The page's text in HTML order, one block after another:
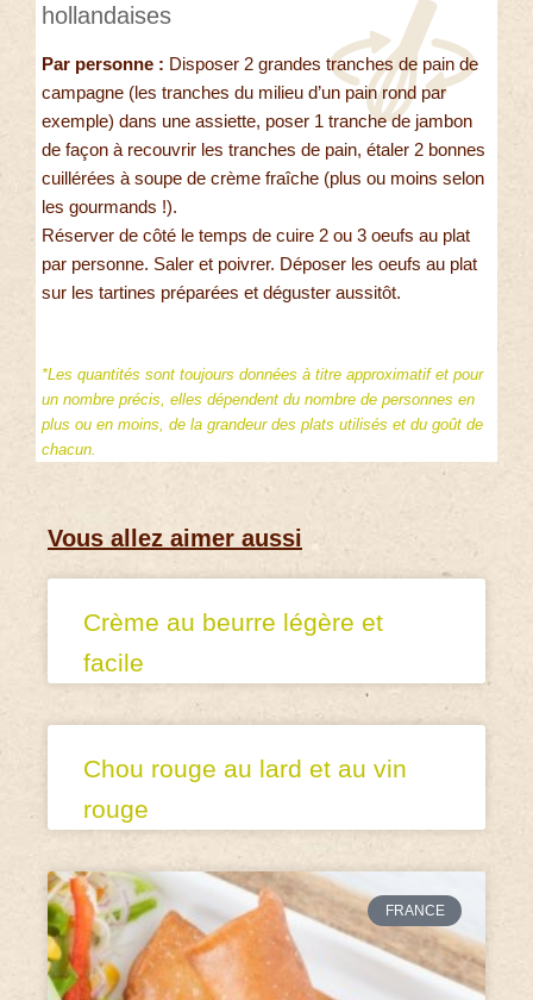
hollandaises
Par personne : Disposer 2 grandes tranches de pain de
campagne (les tranches du milieu d’un pain rond par
exemple) dans une assiette, poser 1 tranche de jambon
de façon à recouvrir les tranches de pain, étaler 2 bonnes
cuillérées à soupe de crème fraîche (plus ou moins selon
les gourmands !).
Réserver de côté le temps de cuire 2 ou 3 oeufs au plat
par personne. Saler et poivrer. Déposer les oeufs au plat
sur les tartines préparées et déguster aussitôt.
*Les quantités sont toujours données à titre approximatif et pour
un nombre précis, elles dépendent du nombre de personnes en
plus ou en moins, de la grandeur des plats utilisés et du goût de
chacun.
Vous allez aimer aussi
Crème au beurre légère et
facile
Chou rouge au lard et au vin
rouge
FRANCE